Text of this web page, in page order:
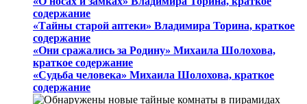
содержание
«Тайны старой аптеки» Владимира Торина, краткое
содержание
«Они сражались за Родину» Михаила Шолохова,
краткое содержание
«Судьба человека» Михаила Шолохова, краткое
содержание